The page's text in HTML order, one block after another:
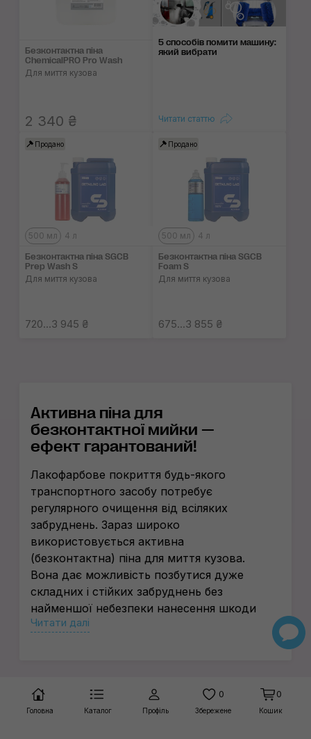
Безконтактна піна
ChemicalPRO Pro Wash
Для миття кузова
2 340 ₴
5 способів помити машину:
який вибрати
Читати статтю
Продано
500 мл 4 л
Безконтактна піна SGCB
Prep Wash S
Для миття кузова
720...3 945 ₴
Продано
500 мл 4 л
Безконтактна піна SGCB
Foam S
Для миття кузова
675...3 855 ₴
Активна піна для
безконтактної мийки —
ефект гарантований!
Лакофарбове покриття будь-якого
транспортного засобу потребує
регулярного очищення від всіляких
забруднень. Зараз широко
використовується активна
(безконтактна) піна для миття кузова.
Вона дає можливість позбутися дуже
складних і стійких забруднень без
найменшої небезпеки нанесення шкоди
ЛФП. Купити таку піну нескладно в
Склад та особливості вибору
активної піни
Читати далі
Головна Каталог Профіль
0
Збережене
0
Кошик